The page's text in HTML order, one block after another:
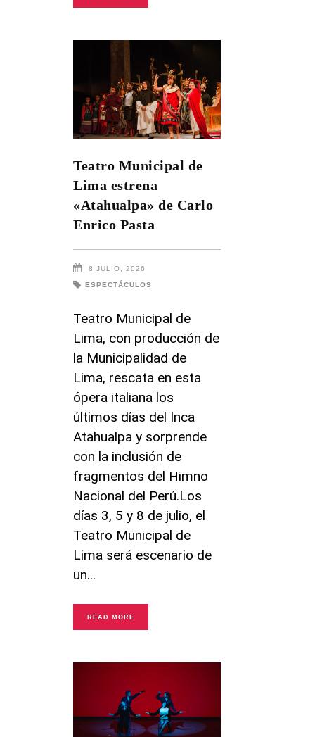
Teatro Municipal de
Lima estrena
«Atahualpa» de Carlo
Enrico Pasta
8 JULIO, 2026
ESPECTÁCULOS
Teatro Municipal de
Lima, con producción de
la Municipalidad de
Lima, rescata en esta
ópera italiana los
últimos días del Inca
Atahualpa y sorprende
con la inclusión de
fragmentos del Himno
Nacional del Perú.Los
días 3, 5 y 8 de julio, el
Teatro Municipal de
Lima será escenario de
un
READ MORE